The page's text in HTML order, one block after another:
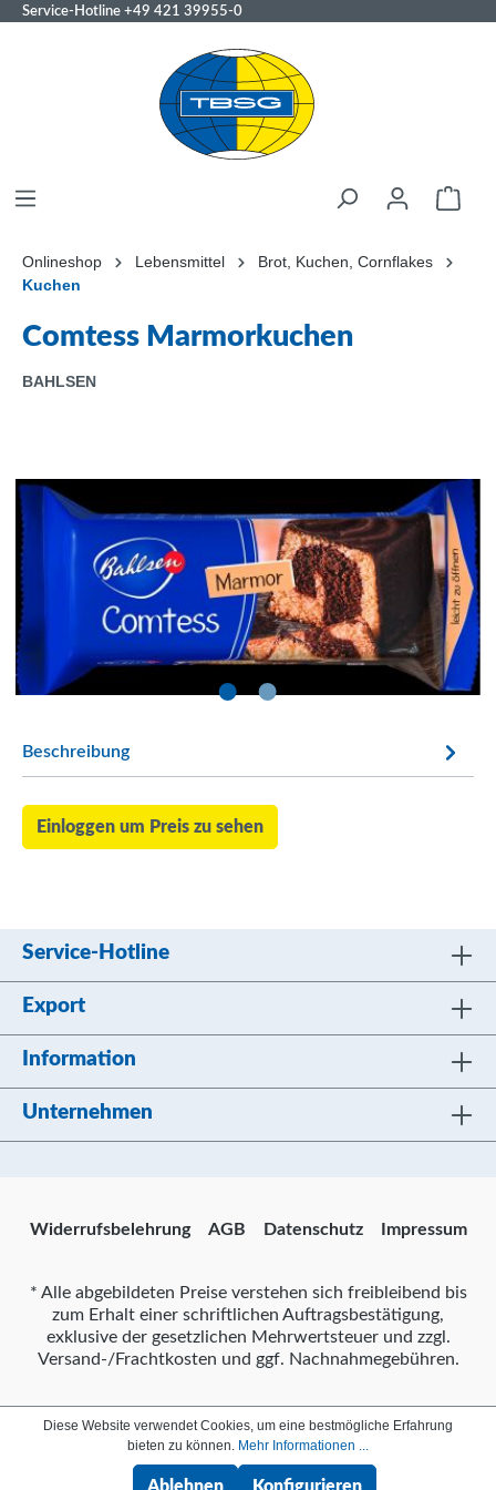
Service-Hotline +49 421 39955-0
Onlineshop Lebensmittel
Brot, Kuchen, Cornflakes
Kuchen
Comtess Marmorkuchen
BAHLSEN
Beschreibung
Einloggen um Preis zu sehen
Service-Hotline
Export
Information
Unternehmen
Widerrufsbelehrung AGB Datenschutz Impressum
* Alle abgebildeten Preise verstehen sich freibleibend bis
zum Erhalt einer schriftlichen Auftragsbestätigung,
exklusive der gesetzlichen Mehrwertsteuer und zzgl.
Versand-/Frachtkosten und ggf. Nachnahmegebühren.
Diese Website verwendet Cookies, um eine bestmögliche Erfahrung
bieten zu können. Mehr Informationen ...